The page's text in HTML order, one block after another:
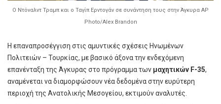
Ο Ντόναλντ Τραμπ και ο Ταγίπ Ερντογάν σε συνάντηση τους στην Άγκυρα AP
Photo/Alex Brandon
Η επαναπροσέγγιση στις αμυντικές σχέσεις Ηνωμένων
Πολιτειών – Τουρκίας, με βασικό άξονα την ενδεχόμενη
επανένταξη της Άγκυρας στο πρόγραμμα των μαχητικών F-35,
αναμένεται να διαμορφώσουν νέα δεδομένα στην ευρύτερη
περιοχή της Ανατολικής Μεσογείου, εκτιμούν αναλυτές.